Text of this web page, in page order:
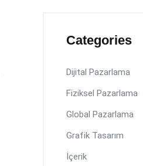
Categories
Dijital Pazarlama
Fiziksel Pazarlama
Global Pazarlama
Grafik Tasarım
İçerik